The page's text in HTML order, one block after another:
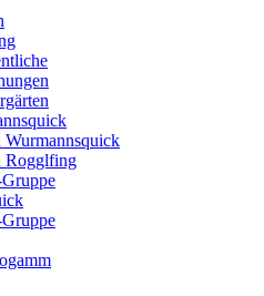
Wurmannsquick
Rogglfing